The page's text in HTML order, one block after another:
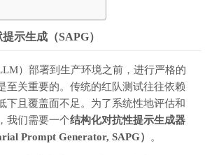
示生成（SAPG）
）部署到生产环境之前，进行严格的
至关重要的。传统的红队测试往往依赖
下且覆盖面不足。为了系统性地评估和
我们需要一个结构化对抗性提示生成器
Prompt Generator, SAPG）
。